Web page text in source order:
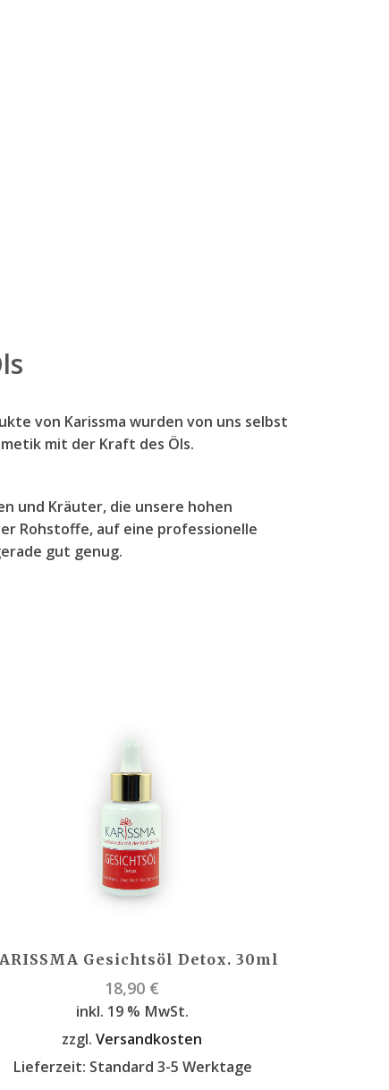
von Karissma wurden von uns selbst
mit der Kraft des Öls.
und Kräuter, die unsere hohen
Rohstoffe, auf eine professionelle
gut genug.
Gesichtsöl Detox. 30ml
18,90 €
inkl. 19 % MwSt.
zzgl.Versandkosten
Lieferzeit: Standard 3-5 Werktage